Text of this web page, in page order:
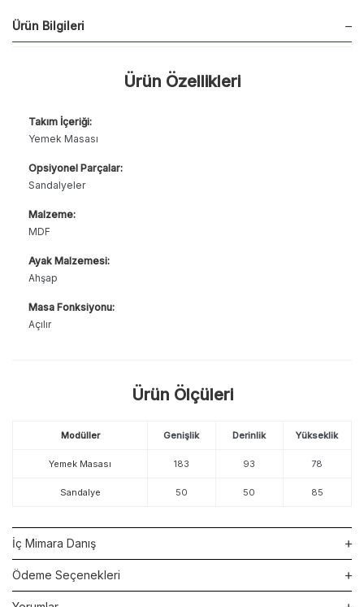
Ürün Bilgileri
Ürün Özellikleri
Takım İçeriği:
Yemek Masası
Opsiyonel Parçalar:
Sandalyeler
Malzeme:
MDF
Ayak Malzemesi:
Ahşap
Masa Fonksiyonu:
Açılır
Ürün Ölçüleri
Modüller Genişlik Derinlik Yükseklik
Yemek Masası 183 93 78
Sandalye 50 50 85
İç Mimara Danış
Ödeme Seçenekleri